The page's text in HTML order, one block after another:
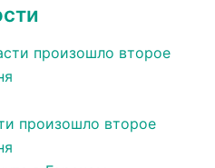
произошло второе